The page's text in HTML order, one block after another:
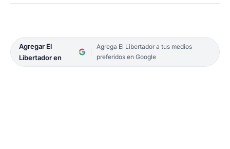
Agregar El
Libertador en
Agrega El Libertador a tus medios
preferidos en Google